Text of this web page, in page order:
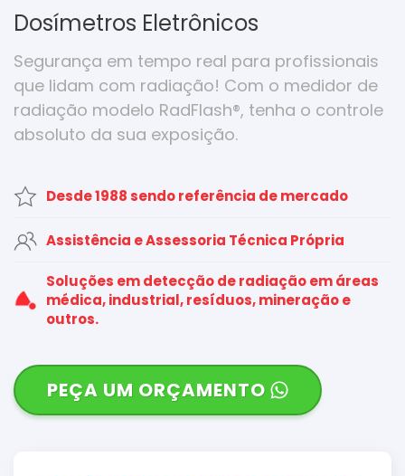
Dosímetros Eletrônicos
Segurança em tempo real para profissionais
que lidam com radiação! Com o medidor de
radiação modelo RadFlash®, tenha o controle
absoluto da sua exposição.
Desde 1988 sendo referência de mercado
Assistência e Assessoria Técnica Própria
Soluções em detecção de radiação em áreas
médica, industrial, resíduos, mineração e
outros.
PEÇA UM ORÇAMENTO